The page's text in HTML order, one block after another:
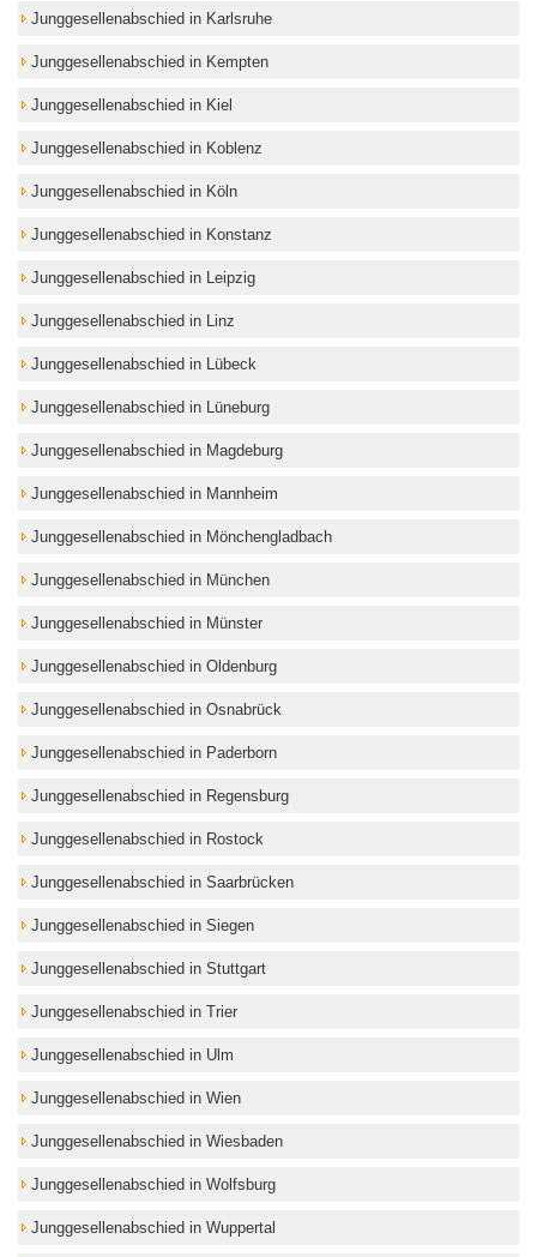
Junggesellenabschied in Karlsruhe
Junggesellenabschied in Kempten
Junggesellenabschied in Kiel
Junggesellenabschied in Koblenz
Junggesellenabschied in Köln
Junggesellenabschied in Konstanz
Junggesellenabschied in Leipzig
Junggesellenabschied in Linz
Junggesellenabschied in Lübeck
Junggesellenabschied in Lüneburg
Junggesellenabschied in Magdeburg
Junggesellenabschied in Mannheim
Junggesellenabschied in Mönchengladbach
Junggesellenabschied in München
Junggesellenabschied in Münster
Junggesellenabschied in Oldenburg
Junggesellenabschied in Osnabrück
Junggesellenabschied in Paderborn
Junggesellenabschied in Regensburg
Junggesellenabschied in Rostock
Junggesellenabschied in Saarbrücken
Junggesellenabschied in Siegen
Junggesellenabschied in Stuttgart
Junggesellenabschied in Trier
Junggesellenabschied in Ulm
Junggesellenabschied in Wien
Junggesellenabschied in Wiesbaden
Junggesellenabschied in Wolfsburg
Junggesellenabschied in Wuppertal